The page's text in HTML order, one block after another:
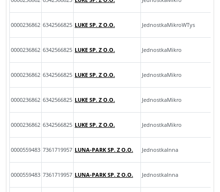
0000236862 6342566825 LUKE SP. Z O.O. JednostkaMikroWTys
0000236862 6342566825 LUKE SP. Z O.O. JednostkaMikro
0000236862 6342566825 LUKE SP. Z O.O. JednostkaMikro
0000236862 6342566825 LUKE SP. Z O.O. JednostkaMikro
0000236862 6342566825 LUKE SP. Z O.O. JednostkaMikro
0000559483 7361719957 LUNA-PARK SP. Z O.O. JednostkaInna
0000559483 7361719957 LUNA-PARK SP. Z O.O. JednostkaInna